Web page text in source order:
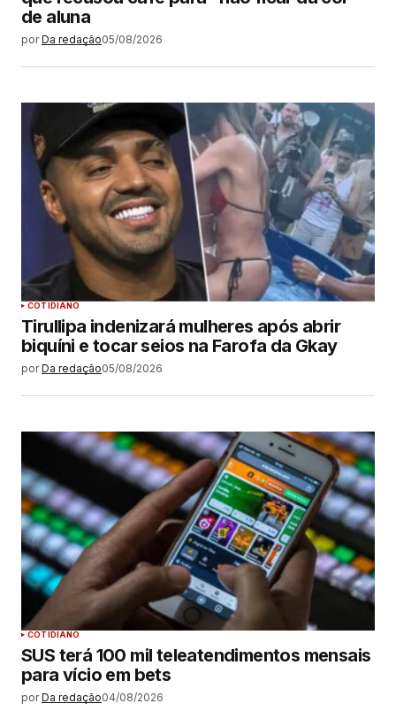
de aluna
por Da redação05/08/2026
COTIDIANO
Tirullipa indenizará mulheres após abrir
biquíni e tocar seios na Farofa da Gkay
por Da redação05/08/2026
COTIDIANO
SUS terá 100 mil teleatendimentos mensais
para vício em bets
por Da redação04/08/2026